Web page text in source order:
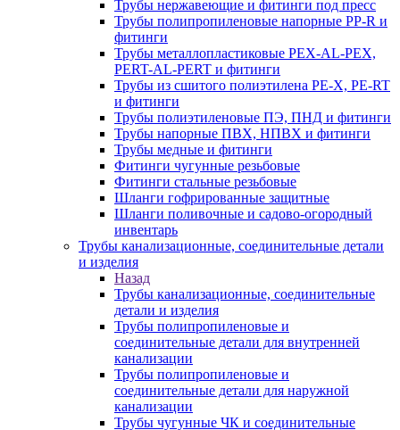
Трубы нержавеющие и фитинги под пресс
Трубы полипропиленовые напорные PP-R и
фитинги
Трубы металлопластиковые PEX-AL-PEX,
PERT-AL-PERT и фитинги
Трубы из сшитого полиэтилена PE-X, PE-RT
и фитинги
Трубы полиэтиленовые ПЭ, ПНД и фитинги
Трубы напорные ПВХ, НПВХ и фитинги
Трубы медные и фитинги
Фитинги чугунные резьбовые
Фитинги стальные резьбовые
Шланги гофрированные защитные
Шланги поливочные и садово-огородный
инвентарь
Трубы канализационные, соединительные детали
и изделия
Назад
Трубы канализационные, соединительные
детали и изделия
Трубы полипропиленовые и
соединительные детали для внутренней
канализации
Трубы полипропиленовые и
соединительные детали для наружной
канализации
Трубы чугунные ЧК и соединительные